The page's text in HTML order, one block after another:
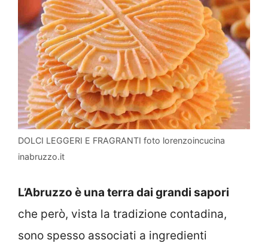
DOLCI LEGGERI E FRAGRANTI foto lorenzoincucina
inabruzzo.it
L’Abruzzo è una terra dai grandi sapori
che però, vista la tradizione contadina,
sono spesso associati a ingredienti